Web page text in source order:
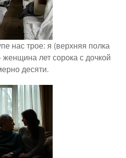
нас трое: я (верхняя полка
лет сорока с дочкой
десяти.